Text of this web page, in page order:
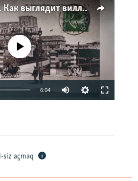
Домик у океана. Как выглядит вилла для Людмилы Путиной – репортаж с юга Франции
currently available
6:04
siz açmaq